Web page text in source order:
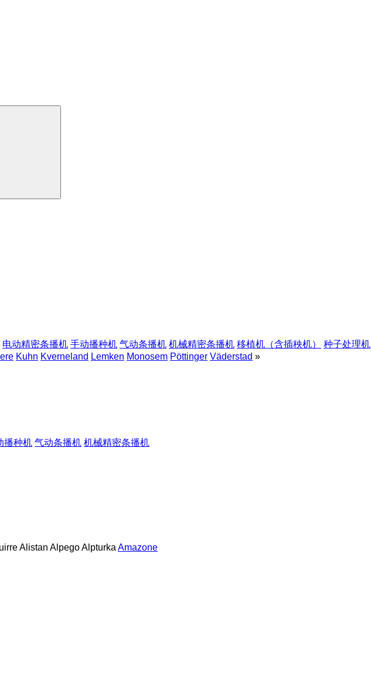
电动精密条播机 手动播种机 气动条播机 机械精密条播机 移植机（含插秧机） 种子处理机
Kuhn Kverneland Lemken Monosem Pöttinger Väderstad »
播种机 气动条播机 机械精密条播机
Alistan AlpegoAlpturka Amazone